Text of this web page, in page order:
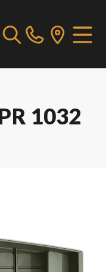
1032